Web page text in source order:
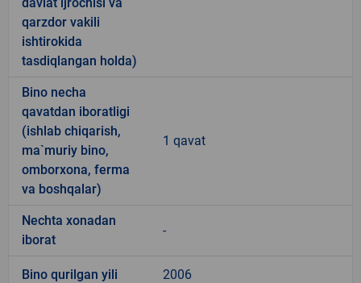
qarzdor vakili
ishtirokida
tasdiqlangan holda)
Bino necha
qavatdan iboratligi
(ishlab chiqarish,
ma`muriy bino,
omborxona, ferma
va boshqalar)
1 qavat
Nechta xonadan
iborat
-
Bino qurilgan yili 2006